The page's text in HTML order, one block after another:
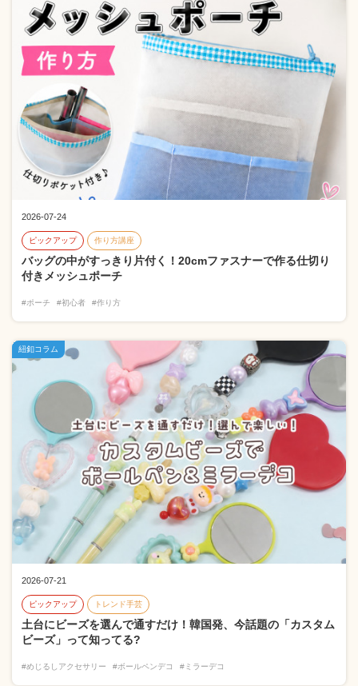
2026-07-24
ピックアップ 作り方講座
バッグの中がすっきり片付く！20cmファスナーで作る仕切り
付きメッシュポーチ
#ポーチ #初心者 #作り方
2026-07-21
ピックアップ トレンド手芸
土台にビーズを選んで通すだけ！韓国発、今話題の「カスタム
ビーズ」って知ってる?
#めじるしアクセサリー #ボールペンデコ #ミラーデコ
紐釦コラム